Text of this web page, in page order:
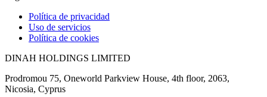
Política de privacidad
Uso de servicios
Política de cookies
DINAH HOLDINGS LIMITED
Prodromou 75, Oneworld Parkview House, 4th floor, 2063,
Nicosia, Cyprus